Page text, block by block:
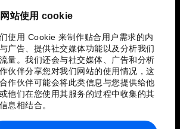
站使用 cookie
使用 Cookie 来制作贴合用户需求的内
广告、提供社交媒体功能以及分析我们
量。我们还会与社交媒体、广告和分析
伙伴分享您对我们网站的使用情况，这
作伙伴可能会将此类信息与您提供给他
他们在您使用其服务的过程中收集的其
息相结合。